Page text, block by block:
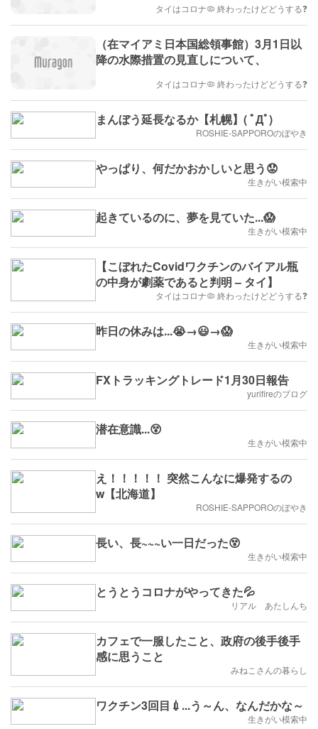
タイはコロナ🦠 終わったけどどうする❓
（在マイアミ日本国総領事館）3月1日以
降の水際措置の見直しについて、
タイはコロナ🦠 終わったけどどうする❓
まんぼう延長なるか【札幌】( ﾟДﾟ)
ROSHIE-SAPPOROのぼやき
やっぱり、何だかおかしいと思う😟
生きがい模索中
起きているのに、夢を見ていた...😱
生きがい模索中
【こぼれたCovidワクチンのバイアル瓶
の中身が劇薬であると判明 – タイ】
タイはコロナ🦠 終わったけどどうする❓
昨日の休みは...😭→😃→😱
生きがい模索中
FXトラッキングトレード1月30日報告
yurifireのブログ
潜在意識...😵
生きがい模索中
え！！！！！ 突然こんなに爆発するの
w【北海道】
ROSHIE-SAPPOROのぼやき
長い、長~~~い一日だった😵
生きがい模索中
とうとうコロナがやってきた💦
リアル あたしんち
カフェで一服したこと、政府の後手後手
感に思うこと
みねこさんの暮らし
ワクチン3回目💉...う～ん、なんだかな～
生きがい模索中